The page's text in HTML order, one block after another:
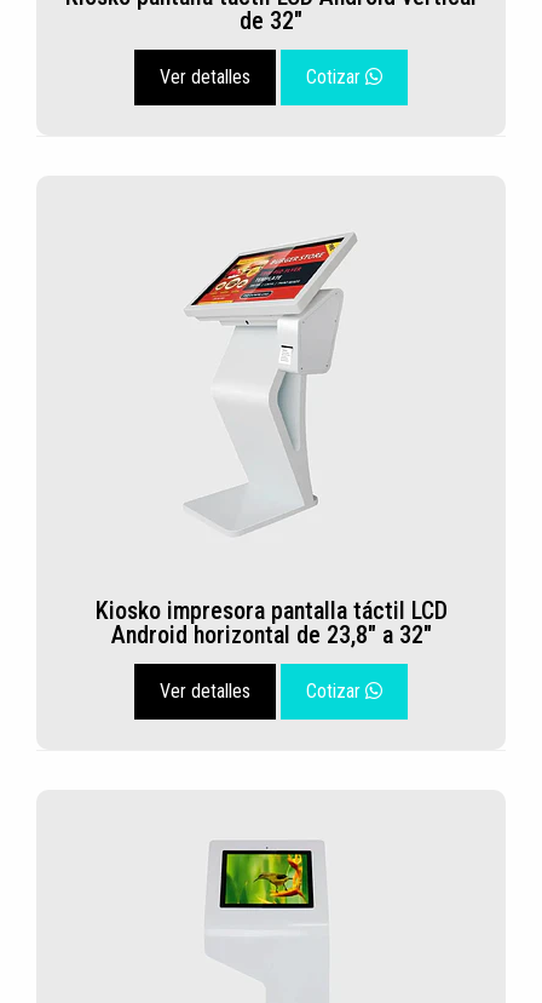
de 32"
Ver detalles Cotizar
Kiosko impresora pantalla táctil LCD
Android horizontal de 23,8" a 32"
Ver detalles Cotizar